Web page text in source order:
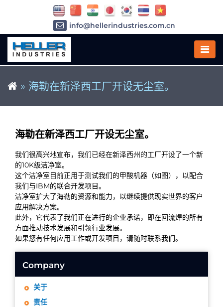
» 海勒在新泽西工厂开设无尘室。
海勒在新泽西工厂开设无尘室。
我们很高兴地宣布，我们已经在新泽西州的工厂开设了一个新
的10K级洁净室。
这个洁净室目前正用于测试我们的甲酸机器（如图），以配合
我们与IBM的联合开发项目。
洁净室扩大了海勒的资源和能力，以继续提供现实世界的客户
应用解决方案。
此外，它代表了我们正在进行的企业承诺，即在回流焊的所有
方面推动技术发展和引领行业发展。
如果您有任何应用工作或开发项目，请随时联系我们。
Company
关于
责任
info@hellerindustries.com.cn